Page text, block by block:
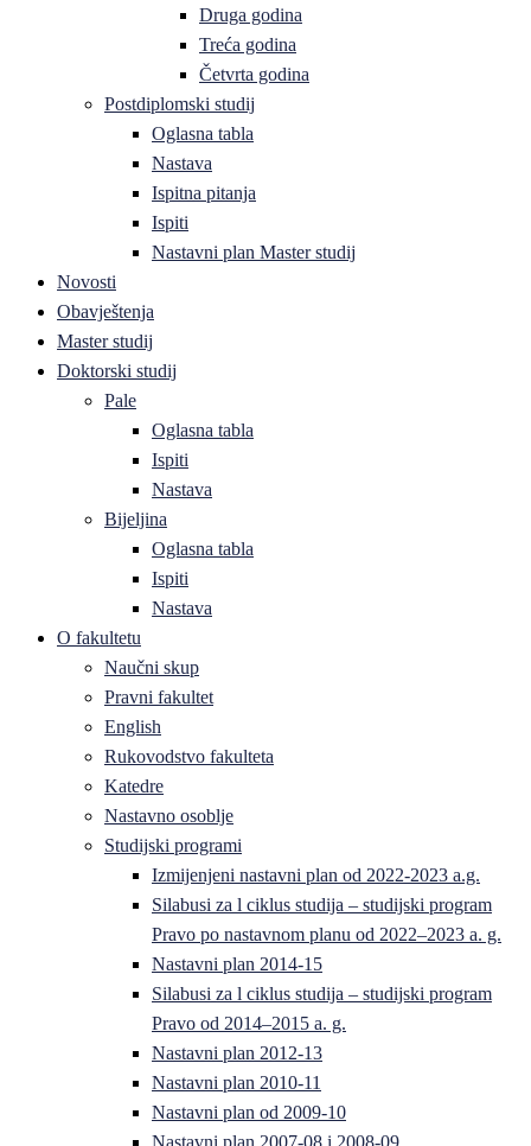
Druga godina
Treća godina
Četvrta godina
Postdiplomski studij
Oglasna tabla
Nastava
Ispitna pitanja
Ispiti
Nastavni plan Master studij
Novosti
Obavještenja
Master studij
Doktorski studij
Pale
Oglasna tabla
Ispiti
Nastava
Bijeljina
Oglasna tabla
Ispiti
Nastava
O fakultetu
Naučni skup
Pravni fakultet
English
Rukovodstvo fakulteta
Katedre
Nastavno osoblje
Studijski programi
Izmijenjeni nastavni plan od 2022-2023 a.g.
Silabusi za l ciklus studija – studijski program
Pravo po nastavnom planu od 2022–2023 a. g.
Nastavni plan 2014-15
Silabusi za l ciklus studija – studijski program
Pravo od 2014–2015 a. g.
Nastavni plan 2012-13
Nastavni plan 2010-11
Nastavni plan od 2009-10
Nastavni plan 2007-08 i 2008-09